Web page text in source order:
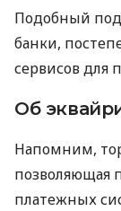
Подобный
банки,
сервисов для
Об
Напомним,
позволяющая
платежных